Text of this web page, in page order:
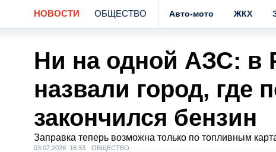
НОВОСТИ ОБЩЕСТВО Авто-мото ЖКХ
Ни на одной АЗС: в
назвали город, где
закончился бензин
Заправка теперь возможна только по топливным
03.07.2026 16:33 ОБЩЕСТВО